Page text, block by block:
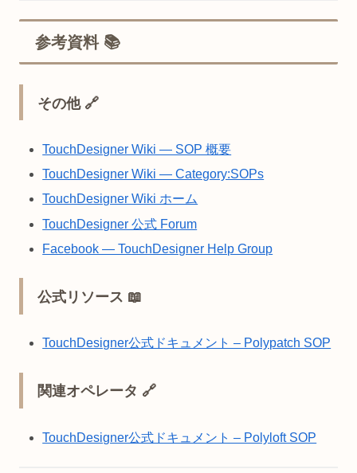
参考資料 📚
その他 🔗
TouchDesigner Wiki — SOP 概要
TouchDesigner Wiki — Category:SOPs
TouchDesigner Wiki ホーム
TouchDesigner 公式 Forum
Facebook — TouchDesigner Help Group
公式リソース 📖
TouchDesigner公式ドキュメント – Polypatch SOP
関連オペレータ 🔗
TouchDesigner公式ドキュメント – Polyloft SOP